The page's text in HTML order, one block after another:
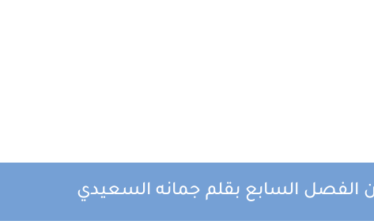
الفصل السابع بقلم جمانه السعيدي